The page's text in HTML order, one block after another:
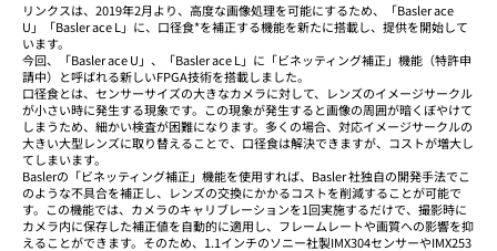
リンクスは、2019年2月より、高度な画像処理を可能にするため、「Basler ace
U」「Basler ace L」に、口径食*を補正する機能を新たに搭載し、提供を開始して
います。
今回、「Basler ace U」、「Basler ace L」に「ビネッティング補正」機能（特許申
請中）と呼ばれる新しいFPGA技術を搭載しました。
口径食とは、センサーサイズの大きなカメラに対して、レンズのイメージサークル
が小さい時に発生する現象です。この現象が発生すると画像の周囲が暗くぼやけて
しまうため、細かい検査が困難になります。多くの場合、対応イメージサークルの
大きい大型レンズに取り替えることで、口径食は解決できますが、コストが増大し
てしまいます。
Baslerの「ビネッティング補正」機能を使用すれば、Basler 社独自の開発手法でこ
のような不具合を補正し、レンズの交換にかかるコストを削減することが可能で
す。この機能では、カメラのキャリブレーションを1回実施するだけで、撮影時に
カメラ内に保存した補正値を自動的に適用し、フレームレートや画質への影響を抑
えることができます。そのため、1.1インチのソニー社製IMX304センサーやIMX253